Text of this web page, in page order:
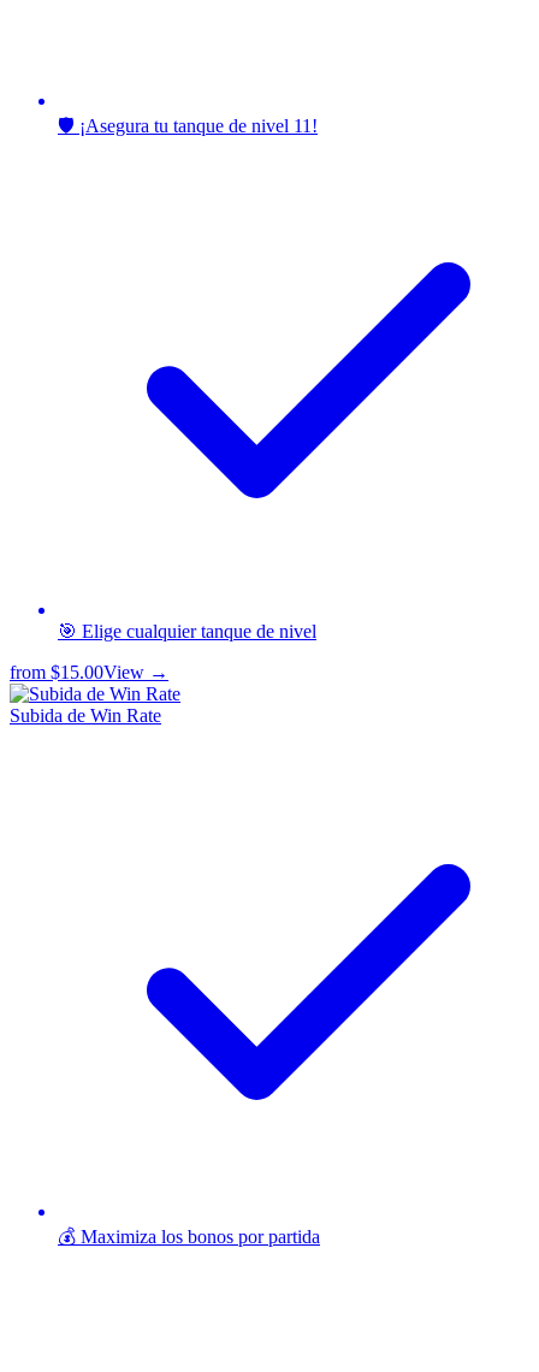
🛡️ ¡Asegura tu tanque de nivel 11!
🎯 Elige cualquier tanque de nivel
from $15.00View →
Subida de Win Rate
💰 Maximiza los bonos por partida